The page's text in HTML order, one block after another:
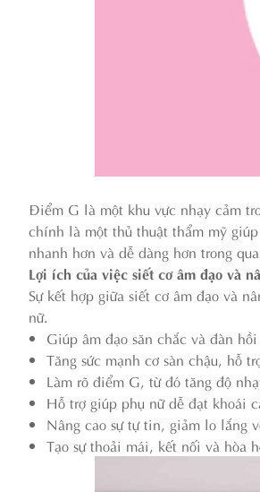
Điểm G là một khu vực nhạy cảm
chính là một thủ thuật thẩm mỹ
nhanh hơn và dễ dàng hơn trong
Lợi ích của việc siết cơ âm đạo và
Sự kết hợp giữa siết cơ âm đạo và
nữ.
Giúp âm đạo săn chắc và đàn
Tăng sức mạnh cơ sàn chậu, hỗ
Làm rõ điểm G, từ đó tăng độ
Hỗ trợ giúp phụ nữ dễ đạt khoái
Nâng cao sự tự tin, giảm lo lắng
Tạo sự thoải mái, kết nối và hòa